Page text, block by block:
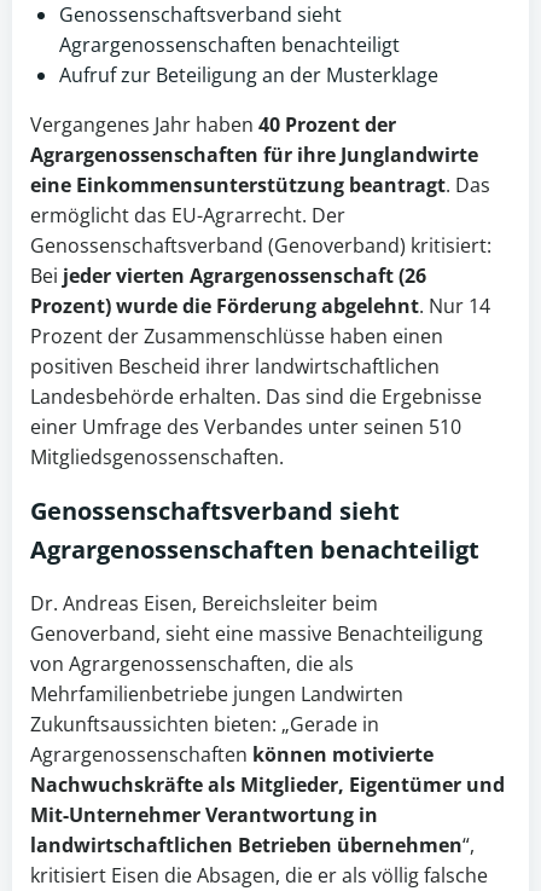
Genossenschaftsverband sieht
Agrargenossenschaften benachteiligt
Aufruf zur Beteiligung an der Musterklage
Vergangenes Jahr haben 40 Prozent der
Agrargenossenschaften für ihre Junglandwirte
eine Einkommensunterstützung beantragt. Das
ermöglicht das EU-Agrarrecht. Der
Genossenschaftsverband (Genoverband) kritisiert:
Bei jeder vierten Agrargenossenschaft(26
Prozent) wurde die Förderung abgelehnt. Nur 14
Prozent der Zusammenschlüsse haben einen
positiven Bescheid ihrer landwirtschaftlichen
Landesbehörde erhalten. Das sind die Ergebnisse
einer Umfrage des Verbandes unter seinen 510
Mitgliedsgenossenschaften.
Genossenschaftsverband sieht
Agrargenossenschaften benachteiligt
Dr. Andreas Eisen, Bereichsleiter beim
Genoverband, sieht eine massive Benachteiligung
von Agrargenossenschaften, die als
Mehrfamilienbetriebe jungen Landwirten
Zukunftsaussichten bieten: „Gerade in
Agrargenossenschaften können motivierte
Nachwuchskräfte als Mitglieder, Eigentümer und
Mit-Unternehmer Verantwortung in
landwirtschaftlichen Betrieben übernehmen“,
kritisiert Eisen die Absagen, die er als völlig falsche